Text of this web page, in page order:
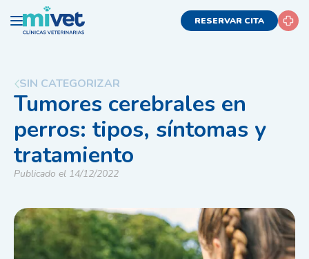
RESERVAR CITA
SIN CATEGORIZAR
Tumores cerebrales en
perros: tipos, síntomas y
tratamiento
Publicado el 14/12/2022